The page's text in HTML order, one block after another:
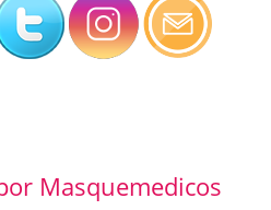
Masquemedicos